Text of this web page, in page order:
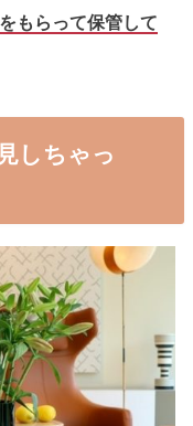
もらって保管して
しちゃっ